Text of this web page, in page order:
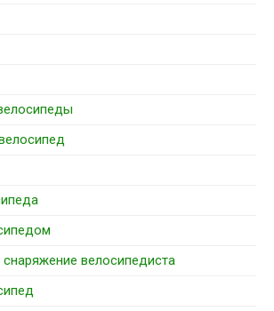
велосипедиста